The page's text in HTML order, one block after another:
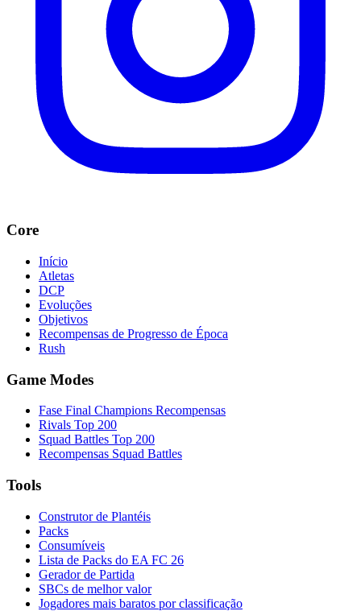
Core
Início
Atletas
DCP
Evoluções
Objetivos
Recompensas de Progresso de Época
Rush
Game Modes
Fase Final Champions Recompensas
Rivals Top 200
Squad Battles Top 200
Recompensas Squad Battles
Tools
Construtor de Plantéis
Packs
Consumíveis
Lista de Packs do EA FC 26
Gerador de Partida
SBCs de melhor valor
Jogadores mais baratos por classificação